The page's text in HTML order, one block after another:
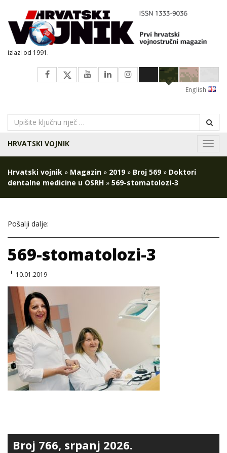
izlazi od 1991.
English
HRVATSKI VOJNIK
Hrvatski vojnik » Magazin » 2019» Broj 569» Doktori
dentalne medicine u OSRH » 569-stomatolozi-3
Pošalji dalje:
569-stomatolozi-3
10.01.2019
Broj 766, srpanj 2026.